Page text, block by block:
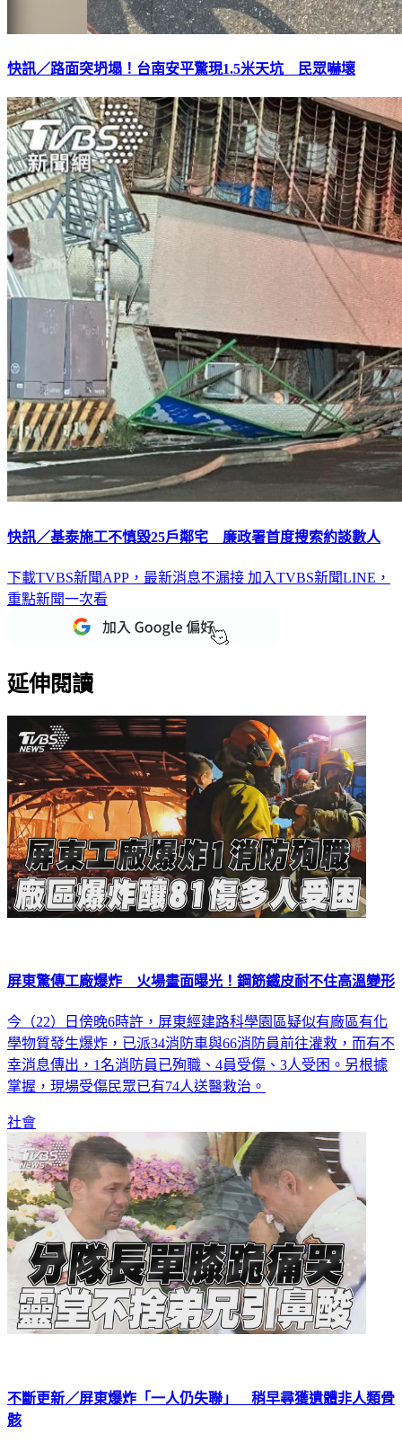
快訊／路面突坍塌！台南安平驚現1.5米天坑 民眾嚇壞
快訊／基泰施工不慎毀25戶鄰宅 廉政署首度搜索約談數人
下載TVBS新聞APP，最新消息不漏接 加入TVBS新聞LINE，
重點新聞一次看
延伸閱讀
屏東驚傳工廠爆炸 火場畫面曝光！鋼筋鐵皮耐不住高溫變形
今（22）日傍晚6時許，屏東經建路科學園區疑似有廠區有化
學物質發生爆炸，已派34消防車與66消防員前往灌救，而有不
幸消息傳出，1名消防員已殉職、4員受傷、3人受困。另根據
掌握，現場受傷民眾已有74人送醫救治。
社會
不斷更新／屏東爆炸「一人仍失聯」 稍早尋獲遺體非人類骨
骸